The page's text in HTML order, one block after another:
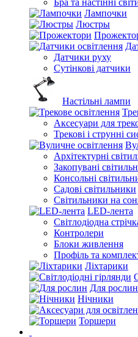
Бра та настінні
Лампочки
Люстры
Датчики руху
Сутінкові датчики
Настільні лампи
Аксесуари для
Трекові і струнні
Архітектурні
Закопувані
Консольні
Садові світильники
Світильники на
LED-лента
Світлодіодна
Контролери
Блоки живлення
Профіль та
Ліхтарики
Для рослин
Нічники
Торшери